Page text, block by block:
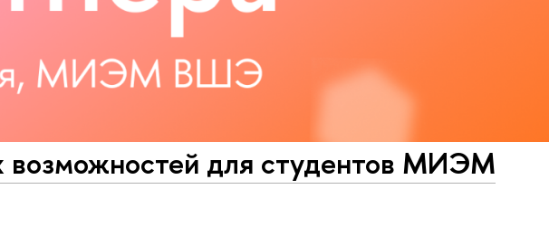
возможностей для студентов МИЭМ